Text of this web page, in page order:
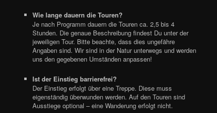
Wie lange dauern die Touren?
Je nach Programm dauern die Touren ca. 2,5 bis 4
Stunden. Die genaue Beschreibung findest Du unter der
jeweiligen Tour. Bitte beachte, dass dies ungefähre
Angaben sind. Wir sind in der Natur unterwegs und werden
uns den gegebenen Umständen anpassen!
Ist der Einstieg barrierefrei?
Der Einstieg erfolgt über eine Treppe. Diese muss
eigenständig überwunden werden. Auf den Touren sind
Ausstiege optional – eine Wanderung erfolgt nicht.